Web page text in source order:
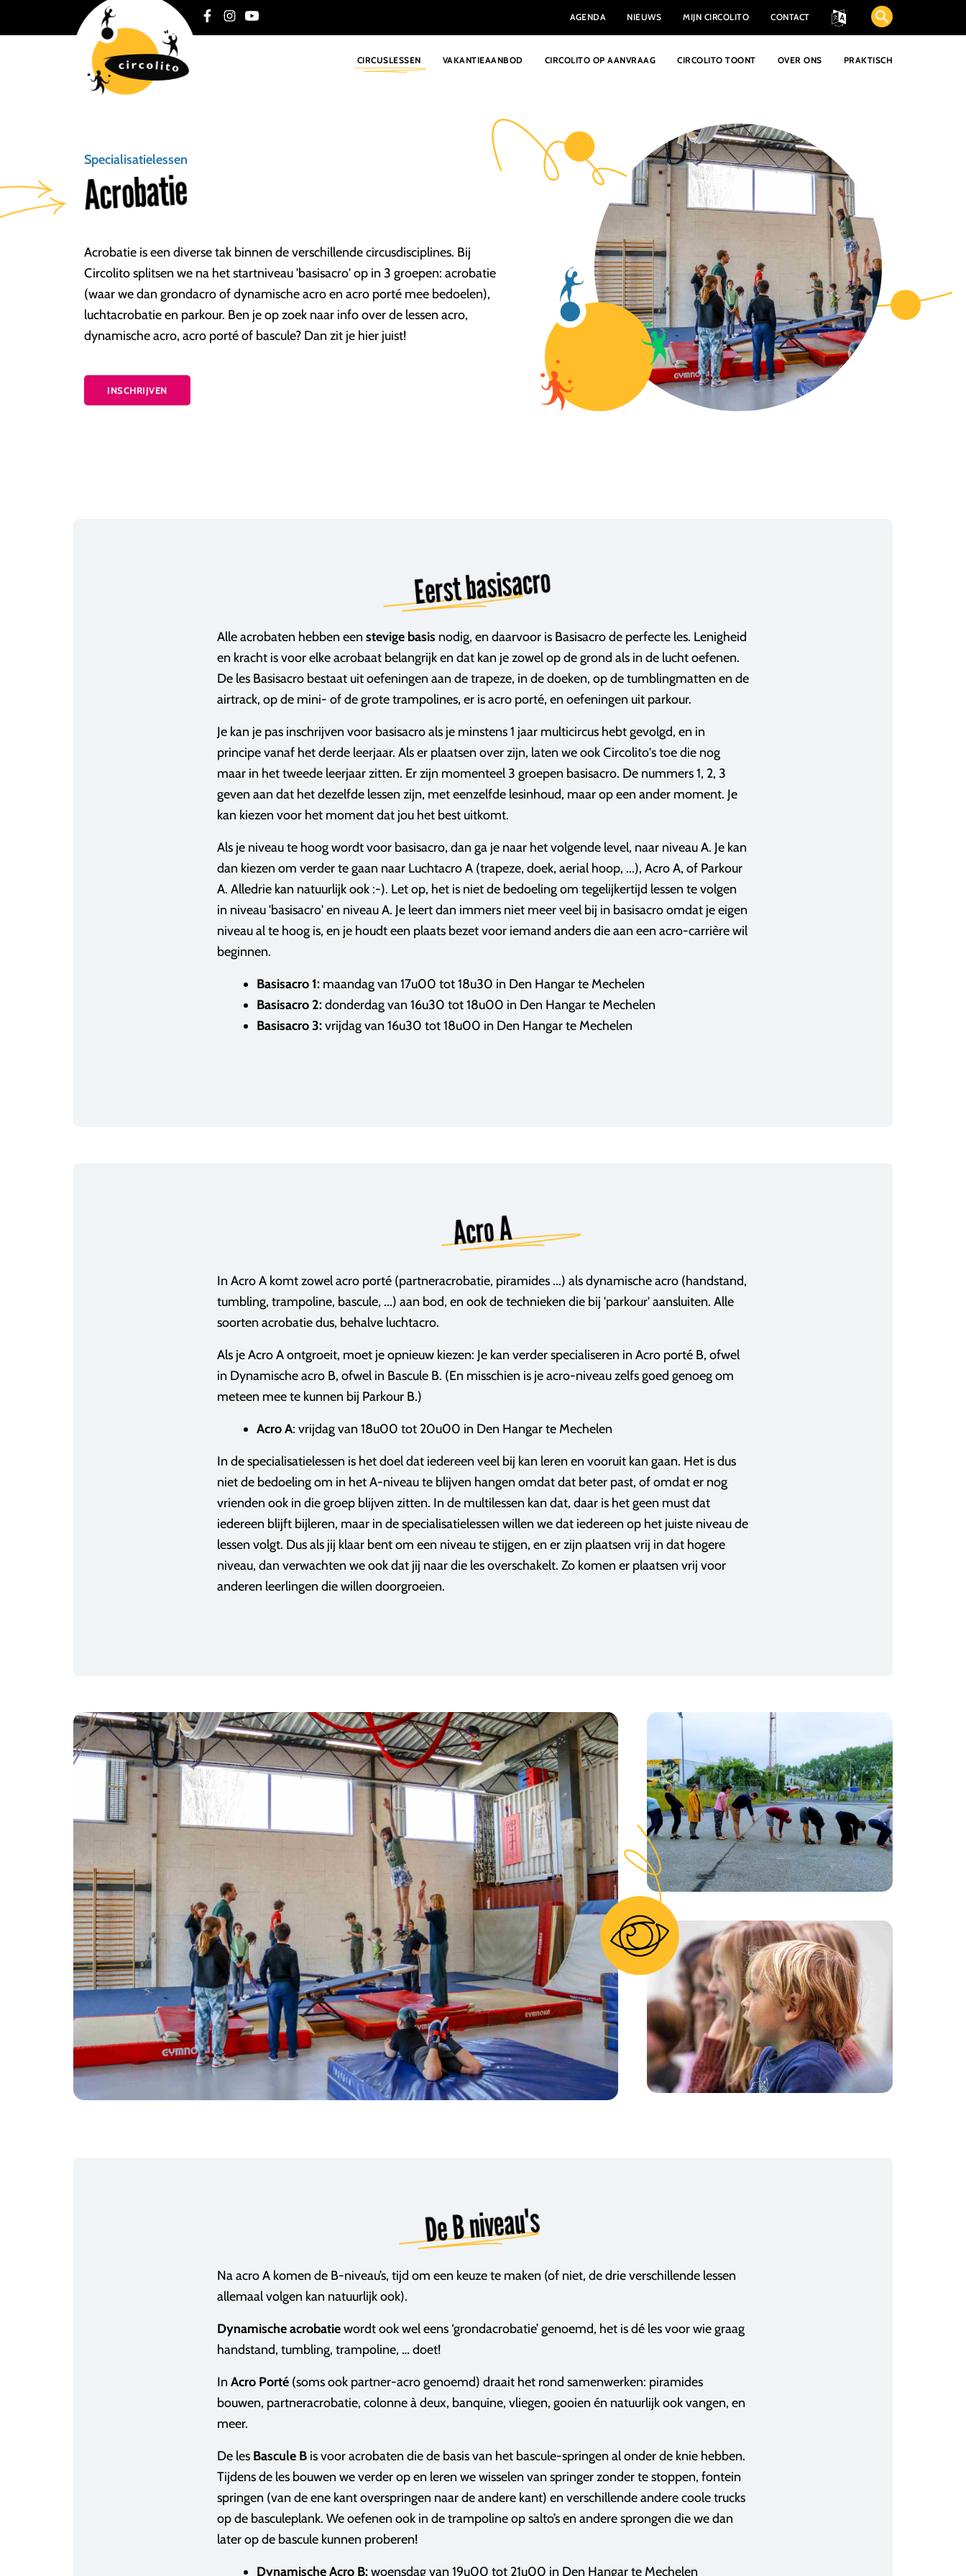
AGENDA NIEUWS MIJN CIRCOLITO CONTACT
CIRCUSLESSEN VAKANTIEAANBOD CIRCOLITO OP AANVRAAG CIRCOLITO TOONT OVER ONS PRAKTISCH
Specialisatielessen
Acrobatie
Acrobatie is een diverse tak binnen de verschillende circusdisciplines. Bij
Circolito splitsen we na het startniveau 'basisacro' op in 3 groepen: acrobatie
(waar we dan grondacro of dynamische acro en acro porté mee bedoelen),
luchtacrobatie en parkour. Ben je op zoek naar info over de lessen acro,
dynamische acro, acro porté of bascule? Dan zit je hier juist!
INSCHRIJVEN
Eerst basisacro
Alle acrobaten hebben een stevige basis nodig, en daarvoor is Basisacro de perfecte les. Lenigheid
en kracht is voor elke acrobaat belangrijk en dat kan je zowel op de grond als in de lucht oefenen.
De les Basisacro bestaat uit oefeningen aan de trapeze, in de doeken, op de tumblingmatten en de
airtrack, op de mini- of de grote trampolines, er is acro porté, en oefeningen uit parkour.
Je kan je pas inschrijven voor basisacro als je minstens 1 jaar multicircus hebt gevolgd, en in
principe vanaf het derde leerjaar. Als er plaatsen over zijn, laten we ook Circolito's toe die nog
maar in het tweede leerjaar zitten. Er zijn momenteel 3 groepen basisacro. De nummers 1, 2, 3
geven aan dat het dezelfde lessen zijn, met eenzelfde lesinhoud, maar op een ander moment. Je
kan kiezen voor het moment dat jou het best uitkomt.
Als je niveau te hoog wordt voor basisacro, dan ga je naar het volgende level, naar niveau A. Je kan
dan kiezen om verder te gaan naar Luchtacro A (trapeze, doek, aerial hoop, ...), Acro A, of Parkour
A. Alledrie kan natuurlijk ook :-). Let op, het is niet de bedoeling om tegelijkertijd lessen te volgen
in niveau 'basisacro' en niveau A. Je leert dan immers niet meer veel bij in basisacro omdat je eigen
niveau al te hoog is, en je houdt een plaats bezet voor iemand anders die aan een acro-carrière wil
beginnen.
Basisacro 1: maandag van 17u00 tot 18u30 in Den Hangar te Mechelen
Basisacro 2:donderdag van 16u30 tot 18u00 in Den Hangar te Mechelen
Basisacro 3:vrijdag van 16u30 tot 18u00 in Den Hangar te Mechelen
Acro A
In Acro A komt zowel acro porté (partneracrobatie, piramides ...) als dynamische acro (handstand,
tumbling, trampoline, bascule, ...) aan bod, en ook de technieken die bij 'parkour' aansluiten. Alle
soorten acrobatie dus, behalve luchtacro.
Als je Acro A ontgroeit, moet je opnieuw kiezen: Je kan verder specialiseren in Acro porté B, ofwel
in Dynamische acro B, ofwel in Bascule B. (En misschien is je acro-niveau zelfs goed genoeg om
meteen mee te kunnen bij Parkour B.)
Acro A: vrijdag van 18u00 tot 20u00 in Den Hangar te Mechelen
In de specialisatielessen is het doel dat iedereen veel bij kan leren en vooruit kan gaan. Het is dus
niet de bedoeling om in het A-niveau te blijven hangen omdat dat beter past, of omdat er nog
vrienden ook in die groep blijven zitten. In de multilessen kan dat, daar is het geen must dat
iedereen blijft bijleren, maar in de specialisatielessen willen we dat iedereen op het juiste niveau de
lessen volgt. Dus als jij klaar bent om een niveau te stijgen, en er zijn plaatsen vrij in dat hogere
niveau, dan verwachten we ook dat jij naar die les overschakelt. Zo komen er plaatsen vrij voor
anderen leerlingen die willen doorgroeien.
De B niveau's
Na acro A komen de B-niveau’s, tijd om een keuze te maken (of niet, de drie verschillende lessen
allemaal volgen kan natuurlijk ook).
Dynamische acrobatiewordt ook wel eens ‘grondacrobatie’ genoemd, het is dé les voor wie graag
handstand, tumbling, trampoline, … doet!
In Acro Porté (soms ook partner-acro genoemd) draait het rond samenwerken: piramides
bouwen, partneracrobatie, colonne à deux, banquine, vliegen, gooien én natuurlijk ook vangen, en
meer.
De les Bascule B is voor acrobaten die de basis van het bascule-springen al onder de knie hebben.
Tijdens de les bouwen we verder op en leren we wisselen van springer zonder te stoppen, fontein
springen (van de ene kant overspringen naar de andere kant) en verschillende andere coole trucks
op de basculeplank. We oefenen ook in de trampoline op salto’s en andere sprongen die we dan
later op de bascule kunnen proberen!
Dynamische Acro B:woensdag van 19u00 tot 21u00 in Den Hangar te Mechelen